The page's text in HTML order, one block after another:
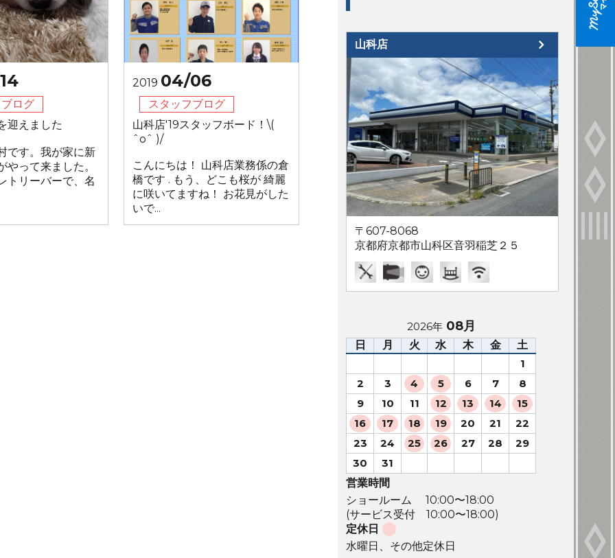
ログ
迎えました
です。我が家に新
やって来ました。
トリーバーで、名
2019 04/06
スタッフブログ
山科店'19スタッフボード！\(
ˆoˆ )/
こんにちは！ 山科店業務係の倉
橋です . もう、どこも桜が 綺麗
に咲いてますね！ お花見がした
いで...
山科店
〒607-8068
京都府京都市山科区音羽稲芝２５
2026年 08月
日 月 火 水 木 金 土
1
2
3 4 5 6 7
8
9
10 11 12 13 14
15
16
17 18 19 20 21
22
23
24 25 26 27 28
29
30
31
営業時間
ショールーム 10:00〜18:00
(サービス受付 10:00〜18:00)
定休日
水曜日、その他定休日